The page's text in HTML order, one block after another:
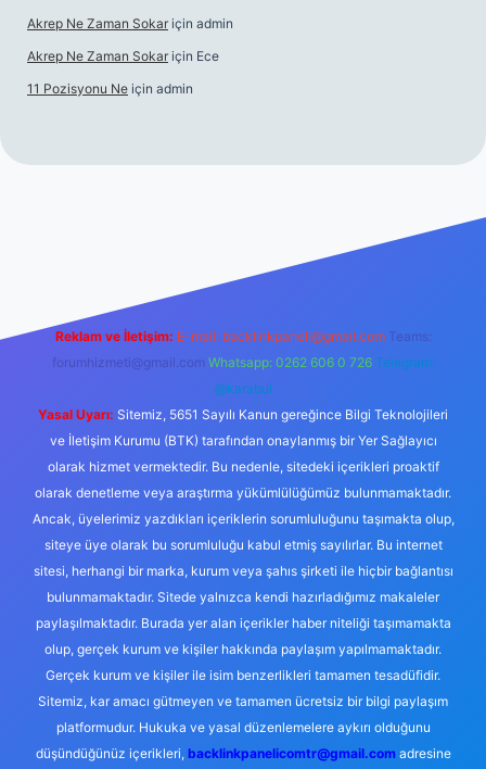
Akrep Ne Zaman Sokar için admin
Akrep Ne Zaman Sokar için Ece
11 Pozisyonu Ne için admin
Reklam ve İletişim: E-mail: backlinkpaneli@gmail.com Teams:
forumhizmeti@gmail.com Whatsapp: 0262 606 0 726 Telegram:
@karabul
Yasal Uyarı: Sitemiz, 5651 Sayılı Kanun gereğince Bilgi Teknolojileri
ve İletişim Kurumu (BTK) tarafından onaylanmış bir Yer Sağlayıcı
olarak hizmet vermektedir. Bu nedenle, sitedeki içerikleri proaktif
olarak denetleme veya araştırma yükümlülüğümüz bulunmamaktadır.
Ancak, üyelerimiz yazdıkları içeriklerin sorumluluğunu taşımakta olup,
siteye üye olarak bu sorumluluğu kabul etmiş sayılırlar. Bu internet
sitesi, herhangi bir marka, kurum veya şahıs şirketi ile hiçbir bağlantısı
bulunmamaktadır. Sitede yalnızca kendi hazırladığımız makaleler
paylaşılmaktadır. Burada yer alan içerikler haber niteliği taşımamakta
olup, gerçek kurum ve kişiler hakkında paylaşım yapılmamaktadır.
Gerçek kurum ve kişiler ile isim benzerlikleri tamamen tesadüfidir.
Sitemiz, kar amacı gütmeyen ve tamamen ücretsiz bir bilgi paylaşım
platformudur. Hukuka ve yasal düzenlemelere aykırı olduğunu
düşündüğünüz içerikleri, backlinkpanelicomtr@gmail.comadresine